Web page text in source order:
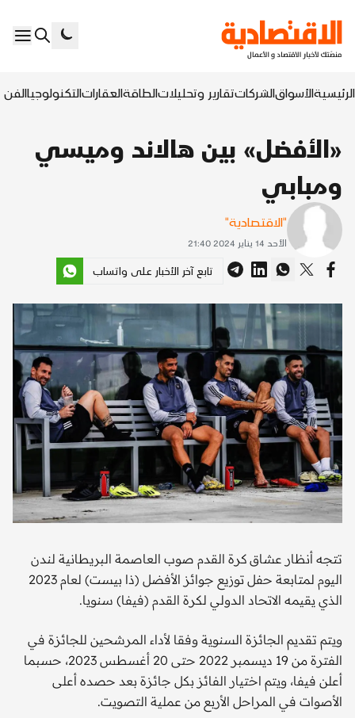
الرئيسيةالأسواقالشركاتتقارير وتحليلاتالطاقةالعقاراتالتكنولوجياالفن
«الأفضل» بين هالاند وميسي
ومبابي
"الاقتصادية"
الأحد 14 يناير 2024 21:40
تابع آخر الأخبار على واتساب
تتجه أنظار عشاق كرة القدم صوب العاصمة البريطانية لندن
اليوم لمتابعة حفل توزيع جوائز الأفضل (ذا بيست) لعام 2023
الذي يقيمه الاتحاد الدولي لكرة القدم (فيفا) سنويا.
ويتم تقديم الجائزة السنوية وفقا لأداء المرشحين للجائزة في
الفترة من 19 ديسمبر 2022 حتى 20 أغسطس 2023، حسبما
أعلن فيفا، ويتم اختيار الفائز بكل جائزة بعد حصده أعلى
الأصوات في المراحل الأربع من عملية التصويت.